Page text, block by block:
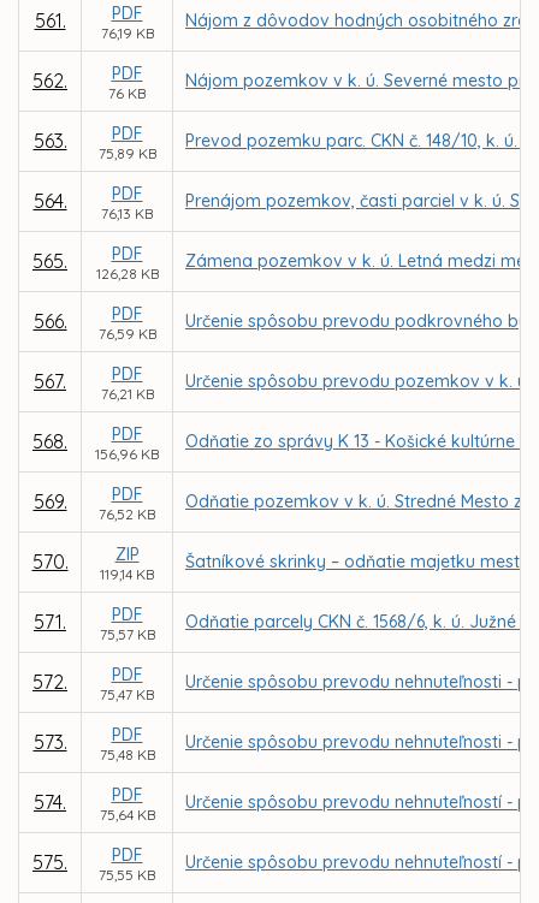
561. PDF
76,19 KB
Nájom z dôvodov hodných osobitného
562. PDF
76 KB
Nájom pozemkov v k. ú. Severné mesto
563. PDF
75,89 KB
Prevod pozemku parc. CKN č. 148/10, k.
564. PDF
76,13 KB
Prenájom pozemkov, časti parciel v k. ú.
565. PDF
126,28 KB
Zámena pozemkov v k. ú. Letná medzi
566. PDF
76,59 KB
Určenie spôsobu prevodu podkrovného
567. PDF
76,21 KB
Určenie spôsobu prevodu pozemkov v k.
568. PDF
156,96 KB
Odňatie zo správy K 13 - Košické kultúrne
569. PDF
76,52 KB
Odňatie pozemkov v k. ú. Stredné Mesto
570. ZIP
119,14 KB
Šatníkové skrinky – odňatie majetku mesta
571. PDF
75,57 KB
Odňatie parcely CKN č. 1568/6, k. ú. Južné
572. PDF
75,47 KB
Určenie spôsobu prevodu nehnuteľnosti -
573. PDF
75,48 KB
Určenie spôsobu prevodu nehnuteľnosti -
574. PDF
75,64 KB
Určenie spôsobu prevodu nehnuteľností -
575. PDF
75,55 KB
Určenie spôsobu prevodu nehnuteľností -